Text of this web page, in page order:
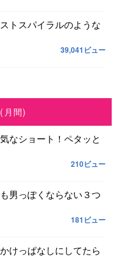
トスパイラルのような
39,041ビュー
月間)
なショート！ペタッと
210ビュー
男っぽくならない３つ
181ビュー
けっぱなしにしてたら